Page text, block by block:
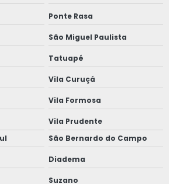
de pavimentação de concreto
de piso de concreto
de piso de concreto comercial
piso industrial
de junta em concreto
de junta de concreto industrial
para piso de concreto
Ponte Rasa
São Miguel Paulista
Tatuapé
Vila Curuçá
Vila Formosa
Vila Prudente
São Bernardo do Campo
Diadema
Suzano